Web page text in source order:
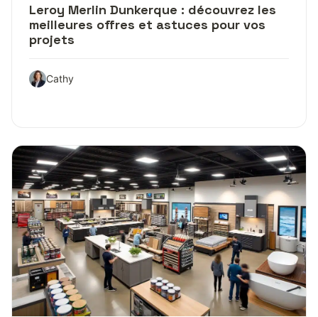
Leroy Merlin Dunkerque : découvrez les
meilleures offres et astuces pour vos
projets
Cathy